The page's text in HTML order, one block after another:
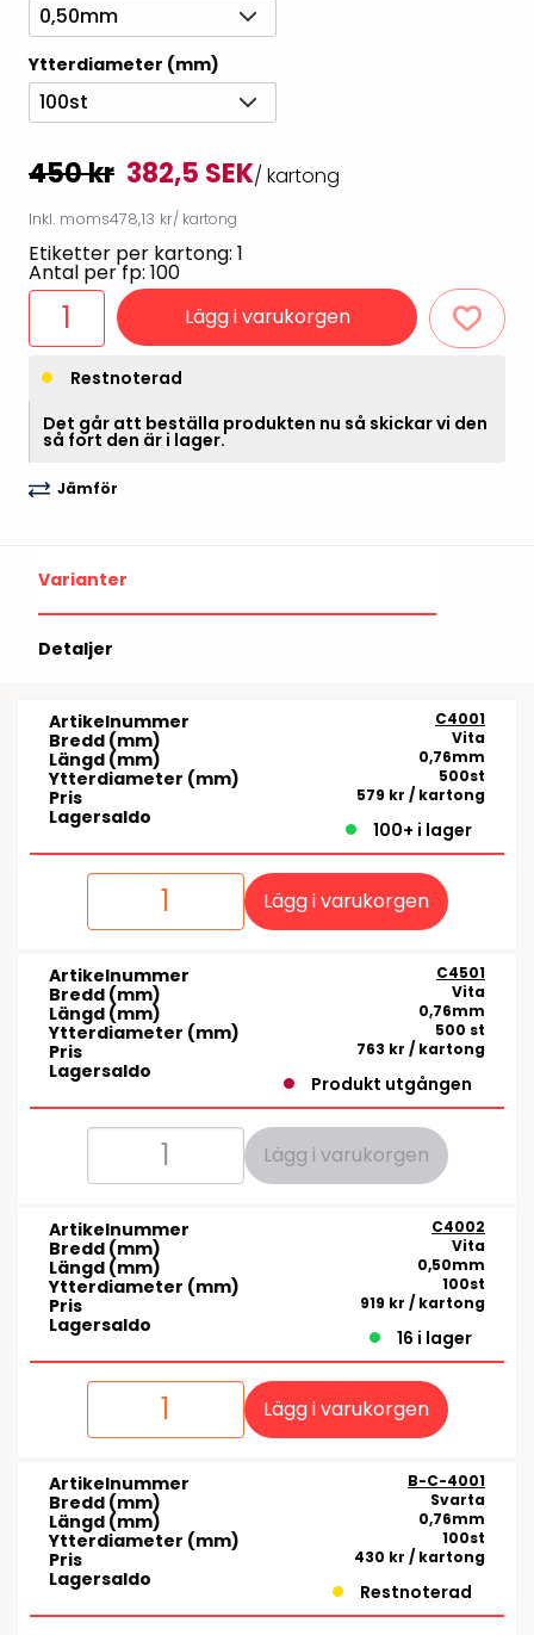
0,50mm
Ytterdiameter (mm)
100st
450 kr 382,5 SEK/ kartong
Inkl. moms478,13 kr/ kartong
Etiketter per kartong: 1
Antal per fp: 100
Lägg i varukorgen
Restnoterad
Det går att beställa produkten nu så skickar vi den
så fort den är i lager.
Jämför
Varianter
Detaljer
Artikelnummer C4001
Bredd (mm) Vita
Längd (mm) 0,76mm
Ytterdiameter (mm) 500st
Pris 579 kr / kartong
Lagersaldo
100+ i lager
Lägg i varukorgen
Artikelnummer C4501
Bredd (mm) Vita
Längd (mm) 0,76mm
Ytterdiameter (mm) 500 st
Pris 763 kr / kartong
Lagersaldo
Produkt utgången
Lägg i varukorgen
Artikelnummer C4002
Bredd (mm) Vita
Längd (mm) 0,50mm
Ytterdiameter (mm) 100st
Pris 919 kr / kartong
Lagersaldo
16 i lager
Lägg i varukorgen
Artikelnummer B-C-4001
Bredd (mm) Svarta
Längd (mm) 0,76mm
Ytterdiameter (mm) 100st
Pris 430 kr / kartong
Lagersaldo
Restnoterad